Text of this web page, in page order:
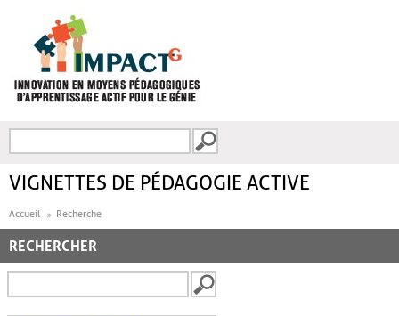
FORMULAIRE DE
VIGNETTES DE PÉDAGOGIE ACTIVE
Accueil Recherche
RECHERCHER